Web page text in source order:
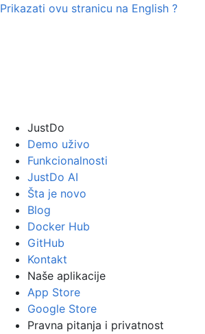
Prikazati ovu stranicu na English ?
JustDo
Demo uživo
Funkcionalnosti
JustDo AI
Šta je novo
Blog
Docker Hub
GitHub
Kontakt
Naše aplikacije
App Store
Google Store
Pravna pitanja i privatnost